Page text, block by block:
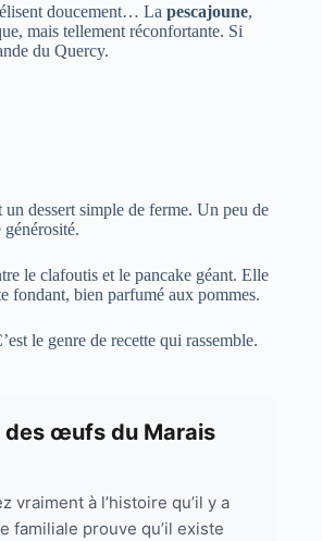
doucement… La pescajoune,
mais tellement réconfortante. Si
du Quercy.
dessert simple de ferme. Un peu de
le clafoutis et le pancake géant. Elle
fondant, bien parfumé aux pommes.
le genre de recette qui rassemble.
des œufs du Marais
vraiment à l’histoire qu’il y a
familiale prouve qu’il existe